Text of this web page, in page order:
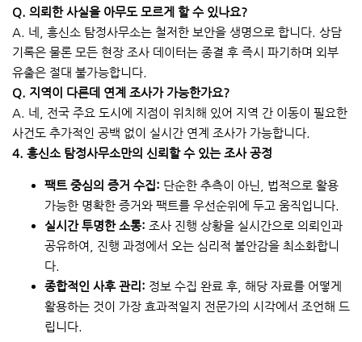
Q. 의뢰한 사실을 아무도 모르게 할 수 있나요?
A. 네, 흥신소 탐정사무소는 철저한 보안을 생명으로 합니다. 상담
기록은 물론 모든 현장 조사 데이터는 종결 후 즉시 파기하며 외부
유출은 절대 불가능합니다.
Q. 지역이 다른데 연계 조사가 가능한가요?
A. 네, 전국 주요 도시에 지점이 위치해 있어 지역 간 이동이 필요한
사건도 추가적인 공백 없이 실시간 연계 조사가 가능합니다.
4. 흥신소 탐정사무소만의 신뢰할 수 있는 조사 공정
팩트 중심의 증거 수집: 단순한 추측이 아닌, 법적으로 활용
가능한 명확한 증거와 팩트를 우선순위에 두고 움직입니다.
실시간 투명한 소통: 조사 진행 상황을 실시간으로 의뢰인과
공유하여, 진행 과정에서 오는 심리적 불안감을 최소화합니
다.
종합적인 사후 관리: 정보 수집 완료 후, 해당 자료를 어떻게
활용하는 것이 가장 효과적일지 전문가의 시각에서 조언해 드
립니다.